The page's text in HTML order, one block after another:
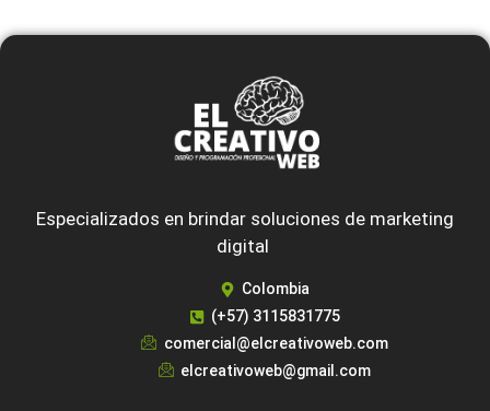
Especializados en brindar soluciones de marketing
digital
Colombia
(+57) 3115831775
comercial@elcreativoweb.com
elcreativoweb@gmail.com